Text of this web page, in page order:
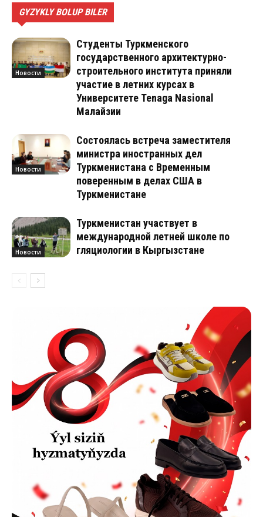
GYZYKLY BOLUP BILER
Новости
Студенты Туркменского
государственного архитектурно-
строительного института приняли
участие в летних курсах в
Университете Tenaga Nasional
Малайзии
Новости
Состоялась встреча заместителя
министра иностранных дел
Туркменистана с Временным
поверенным в делах США в
Туркменистане
Новости
Туркменистан участвует в
международной летней школе по
гляциологии в Кыргызстане